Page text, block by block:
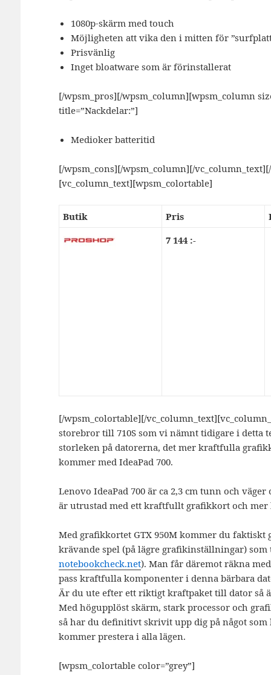
1080p-skärm med touch
Möjligheten att vika den i mitten för
Prisvänlig
Inget bloatware som är förinstallerat
[/wpsm_pros][/wpsm_column][wpsm_column
title=”Nackdelar:”]
Medioker batteritid
[/wpsm_cons][/wpsm_column][/
[vc_column_text][wpsm_colortable]
Butik Pris
7 144 :-
[/wpsm_colortable][/
storebror till 710S som vi nämnt tidigare i detta
storleken på datorerna, det mer kraftfulla
kommer med IdeaPad 700.
Lenovo IdeaPad 700 är ca 2,3 cm tunn och
är utrustad med ett kraftfullt grafikkort och
Med grafikkortet GTX 950M kommer du faktiskt
krävande spel (på lägre grafikinställningar)
notebookcheck.net). Man får däremot räkna
pass kraftfulla komponenter i denna bärbara
Är du ute efter ett riktigt kraftpaket till dator så
Med högupplöst skärm, stark processor och
så har du definitivt skrivit upp dig på något
kommer prestera i alla lägen.
[wpsm_colortable color=”grey”]